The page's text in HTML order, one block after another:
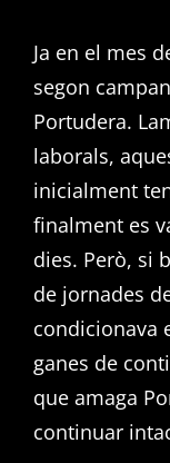
Ja en el mes
segon
Portudera.
laborals,
inicialment
finalment es
dies. Però, si
de jornades
condicionava
ganes de
que amaga
continuar